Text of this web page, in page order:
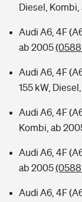
Diesel,
Audi A6, 4F
ab 2005(0588
Audi A6, 4F
155 kW,
Audi A6, 4F
Kombi, ab
Audi A6, 4F
ab 2005
Audi A6, 4F